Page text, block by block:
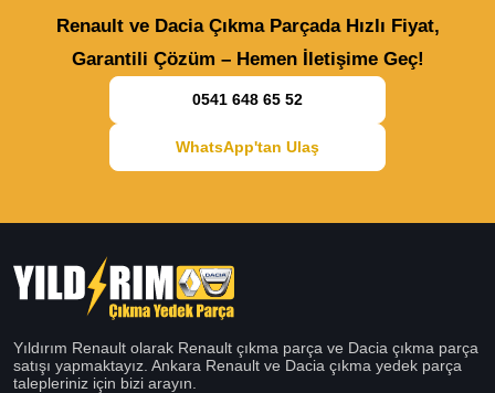
Renault ve Dacia Çıkma Parçada Hızlı Fiyat,
Garantili Çözüm – Hemen İletişime Geç!
0541 648 65 52
WhatsApp'tan Ulaş
Yıldırım Renault olarak Renault çıkma parça ve Dacia çıkma parça
satışı yapmaktayız. Ankara Renault ve Dacia çıkma yedek parça
talepleriniz için bizi arayın.